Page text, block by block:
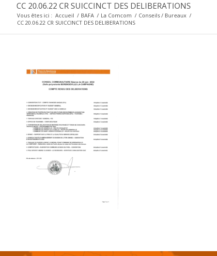
CC 20.06.22 CR SUICCINCT DES DELIBERATIONS
Vous êtes ici : Accueil / BAFA / La Comcom / Conseils / Bureaux /
CC 20.06.22 CR SUICCINCT DES DELIBERATIONS